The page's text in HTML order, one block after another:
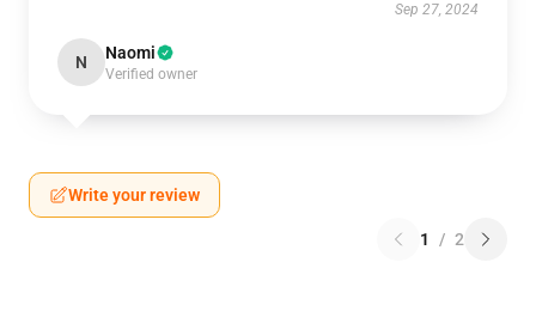
Sep 27, 2024
N Naomi
Verified owner
Write your review
1 / 2